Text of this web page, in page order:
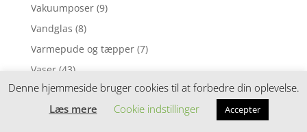
Vakuumposer (9)
Vandglas (8)
Varmepude og tæpper (7)
Vaser (43)
Vask og Tør (7)
Vask og Tør > Tørretumblere (1)
Denne hjemmeside bruger cookies til at forbedre din oplevelse.
Læs mere
Cookie indstillinger Accepter